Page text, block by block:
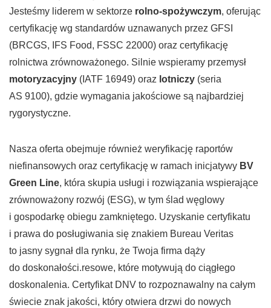
Jesteśmy liderem w sektorze rolno-spożywczym, oferując
certyfikację wg standardów uznawanych przez GFSI
(BRCGS, IFS Food, FSSC 22000) oraz certyfikację
rolnictwa zrównoważonego. Silnie wspieramy przemysł
motoryzacyjny (IATF 16949) oraz lotniczy (seria
AS 9100), gdzie wymagania jakościowe są najbardziej
rygorystyczne.
Nasza oferta obejmuje również weryfikację raportów
niefinansowych oraz certyfikację w ramach inicjatywy BV
Green Line, która skupia usługi i rozwiązania wspierające
zrównoważony rozwój (ESG), w tym ślad węglowy
i gospodarkę obiegu zamkniętego. Uzyskanie certyfikatu
i prawa do posługiwania się znakiem Bureau Veritas
to jasny sygnał dla rynku, że Twoja firma dąży
do doskonałości.resowe, które motywują do ciągłego
doskonalenia. Certyfikat DNV to rozpoznawalny na całym
świecie znak jakości, który otwiera drzwi do nowych